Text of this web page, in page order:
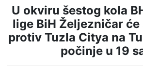
U okviru šestog kola
lige BiH Željezničar
protiv Tuzla Citya na
počinje u 19